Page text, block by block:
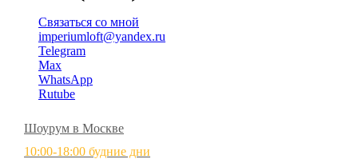
Связаться со мной
imperiumloft@yandex.ru
Telegram
Max
WhatsApp
Rutube
Шоурум в Москве
10:00-18:00 будние дни